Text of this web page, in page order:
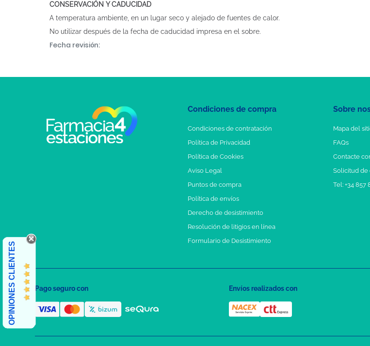
CONSERVACIÓN Y CADUCIDAD
A temperatura ambiente, en un lugar seco y alejado de fuentes de calor.
No utilizar después de la fecha de caducidad impresa en el sobre.
Fecha revisión:
Condiciones de compra
Condiciones de contratación
Política de Privacidad
Política de Cookies
Aviso Legal
Puntos de compra
Política de envíos
Derecho de desistimiento
Resolución de litigios en línea
Formulario de Desistimiento
Sobre
Mapa del
FAQs
Contacte
Solicitud de
Tel: +34 857
OPINIONES CLIENTES Pago seguro con Envíos realizados con